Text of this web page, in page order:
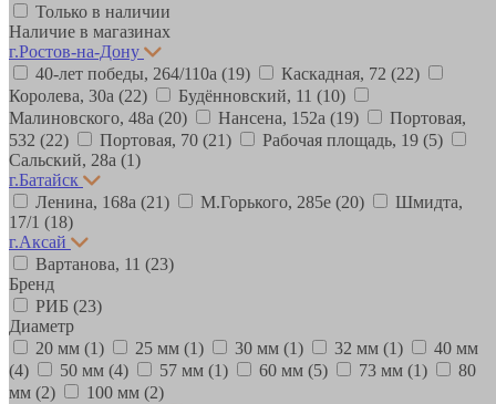
Только в наличии
Наличие в магазинах
г.Ростов-на-Дону
40-лет победы, 264/110а (19) Каскадная, 72 (22)
Королева, 30а (22) Будённовский, 11 (10)
Малиновского, 48а (20) Нансена, 152а (19)
Портовая,
532 (22) Портовая, 70 (21) Рабочая площадь, 19 (5)
Сальский, 28a (1)
г.Батайск
Ленина, 168а (21) М.Горького, 285е (20)
Шмидта,
17/1 (18)
г.Аксай
Вартанова, 11 (23)
Бренд
РИБ (23)
Диаметр
20 мм (1) 25 мм (1) 30 мм (1) 32 мм (1)
40 мм
(4)
50 мм (4) 57 мм (1) 60 мм (5) 73 мм (1)
80
мм (2) 100 мм (2)